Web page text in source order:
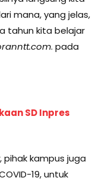
mana, yang jelas,
tahun kita belajar
. pada
SD Inpres
, pihak kampus juga
19, untuk